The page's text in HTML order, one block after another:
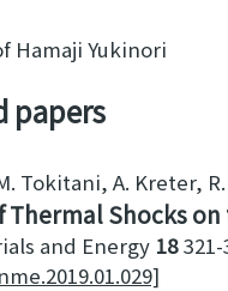
Hamaji Yukinori
papers
Tokitani, A. Kreter,
Thermal Shocks
and Energy 18